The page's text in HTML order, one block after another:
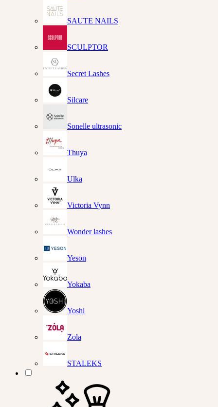
SAUTE NAILS
SCULPTOR
Secret Lashes
Silcare
Sonelle ultrasonic
Thuya
Ulka
Victoria Vynn
Wonder lashes
Yeson
Yokaba
Yoshi
Zola
STALEKS